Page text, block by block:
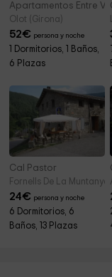
Apartamentos Entre
Olot (Girona)
52€ persona y noche
1 Dormitorios, 1 Baños,
6 Plazas
Cal Pastor
Fornells De La Muntanya
24€ persona y noche
6 Dormitorios, 6
Baños, 13 Plazas